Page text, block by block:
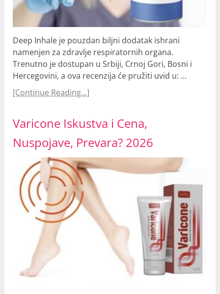
Deep Inhale je pouzdan biljni dodatak ishrani
namenjen za zdravlje respiratornih organa.
Trenutno je dostupan u Srbiji, Crnoj Gori, Bosni i
Hercegovini, a ova recenzija će pružiti uvid u: …
[Continue Reading...]
Varicone Iskustva i Cena,
Nuspojave, Prevara? 2026